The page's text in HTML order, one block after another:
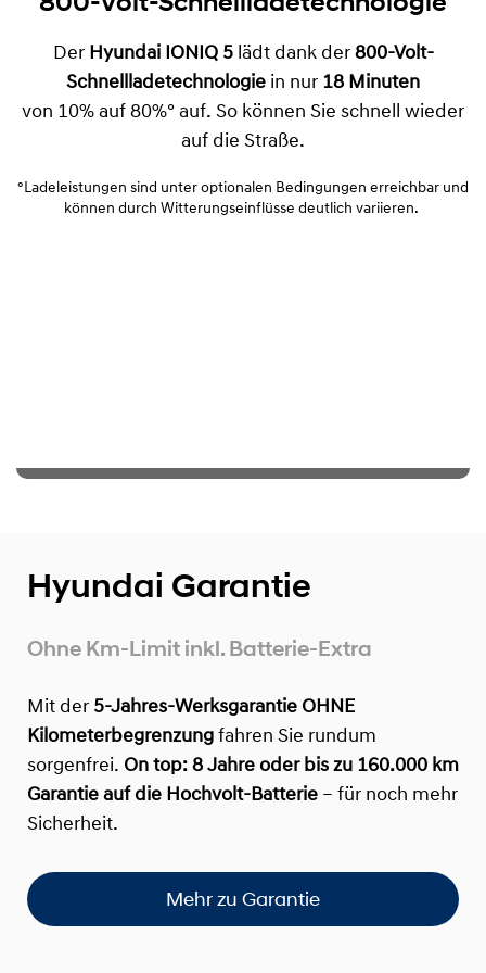
Der Hyundai IONIQ 5lädt dank der 800-Volt-
Schnellladetechnologie in nur 18 Minuten
von 10% auf 80%° auf. So können Sie schnell wieder
auf die Straße.
°Ladeleistungen sind unter optionalen Bedingungen erreichbar und
können durch Witterungseinflüsse deutlich variieren.
Hyundai Garantie
Ohne Km-Limit inkl. Batterie-Extra
Mit der 5-Jahres-Werksgarantie OHNE
Kilometerbegrenzung fahren Sie rundum
sorgenfrei. On top: 8 Jahre oder bis zu 160.000 km
Garantie auf die Hochvolt-Batterie – für noch mehr
Sicherheit.
Mehr zu Garantie